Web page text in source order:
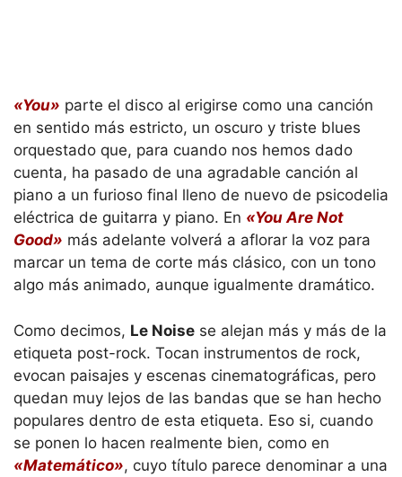
«You» parte el disco al erigirse como una canción
en sentido más estricto, un oscuro y triste blues
orquestado que, para cuando nos hemos dado
cuenta, ha pasado de una agradable canción al
piano a un furioso final lleno de nuevo de psicodelia
eléctrica de guitarra y piano. En «You Are Not
Good» más adelante volverá a aflorar la voz para
marcar un tema de corte más clásico, con un tono
algo más animado, aunque igualmente dramático.
Como decimos, Le Noise se alejan más y más de la
etiqueta post-rock. Tocan instrumentos de rock,
evocan paisajes y escenas cinematográficas, pero
quedan muy lejos de las bandas que se han hecho
populares dentro de esta etiqueta. Eso si, cuando
se ponen lo hacen realmente bien, como en
«Matemático», cuyo título parece denominar a una